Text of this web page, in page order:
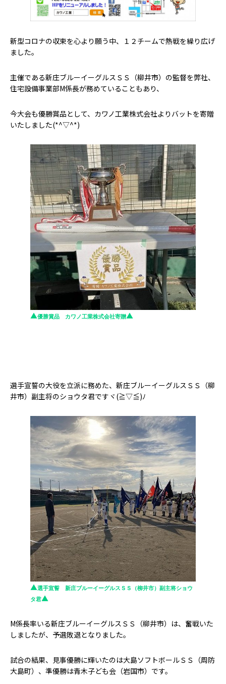
新型コロナの収束を心より願う中、１２チームで熱戦を繰り広げ
ました。
主催である新庄ブルーイーグルスＳＳ（柳井市）の監督を弊社、
住宅設備事業部M係長が務めていることもあり、
今大会も優勝賞品として、カワノ工業株式会社よりバットを寄贈
いたしました(*^▽^*)
▲優勝賞品 カワノ工業株式会社寄贈▲
選手宣誓の大役を立派に務めた、新庄ブルーイーグルスＳＳ（柳
井市）副主将のショウタ君ですヾ(≧▽≦)ﾉ
▲選手宣誓 新庄ブルーイーグルスＳＳ（柳井市） 副主将ショウ
タ君▲
M係長率いる新庄ブルーイーグルスＳＳ（柳井市）は、奮戦いた
しましたが、予選敗退となりました。
試合の結果、見事優勝に輝いたのは大島ソフトボールＳＳ（周防
大島町）、準優勝は青木子ども会（岩国市）です。